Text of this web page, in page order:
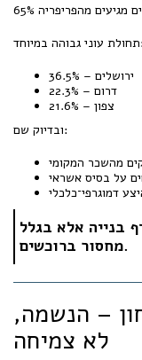
תחולת עוני גבוהה במיוחד:
ירושלים – 36.5%
דרום – 22.3%
צפון – 21.6%
ובדיוק שם:
בנייה אלא בגלל
מחסור ברוכשים.
– הנשמה,
לא צמיחה